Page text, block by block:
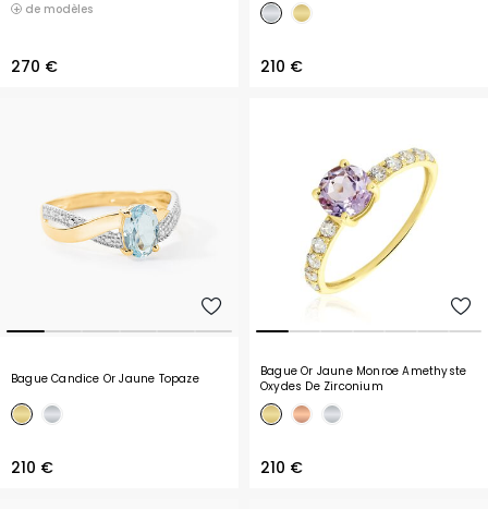
de modèles
270 € 210 €
Bague Candice Or Jaune Topaze
210 €
Bague Or Jaune Monroe Amethyste
Oxydes De Zirconium
210 €